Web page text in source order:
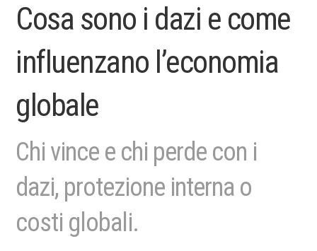
Cosa sono i dazi e come
influenzano l’economia
globale
Chi vince e chi perde con i
dazi, protezione interna o
costi globali.